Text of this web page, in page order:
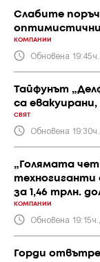
Слабите
КОМПАНИИ
Обновена
Тайфунът
са
СВЯТ
Обновена
„Голямата
техногиганти
за 1,46 трлн.
КОМПАНИИ
Обновена
Горди отвътре